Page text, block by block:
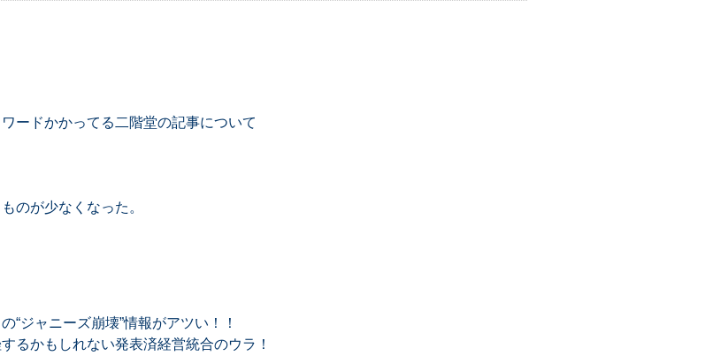
ードかかってる二階堂の記事について
のが少なくなった。
“ジャニーズ崩壊”情報がアツい！！
るかもしれない発表済経営統合のウラ！